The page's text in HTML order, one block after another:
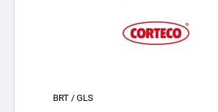
BRT / GLS